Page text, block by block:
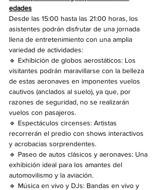
edades
Desde las 15:00 hasta las 21:00 horas, los
asistentes podrán disfrutar de una jornada
llena de entretenimiento con una amplia
variedad de actividades:
🔹 Exhibición de globos aerostáticos: Los
visitantes podrán maravillarse con la belleza
de estas aeronaves en imponentes vuelos
cautivos (anclados al suelo), ya que, por
razones de seguridad, no se realizarán
vuelos con pasajeros.
🔹 Espectáculos circenses: Artistas
recorrerán el predio con shows interactivos
y acrobacias sorprendentes.
🔹 Paseo de autos clásicos y aeronaves: Una
exhibición ideal para los amantes del
automovilismo y la aviación.
🔹 Música en vivo y DJs: Bandas en vivo y